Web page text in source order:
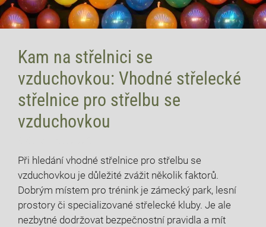
Kam na střelnici se
vzduchovkou: Vhodné střelecké
střelnice pro střelbu se
vzduchovkou
Při hledání vhodné střelnice pro střelbu se
vzduchovkou je důležité zvážit několik faktorů.
Dobrým místem pro trénink je zámecký park, lesní
prostory či specializované střelecké kluby. Je ale
nezbytné dodržovat bezpečnostní pravidla a mít